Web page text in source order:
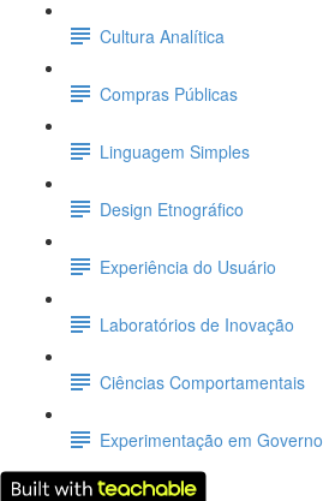
Cultura Analítica
Compras Públicas
Linguagem Simples
Design Etnográfico
Experiência do Usuário
Laboratórios de Inovação
Ciências Comportamentais
Experimentação em Governo